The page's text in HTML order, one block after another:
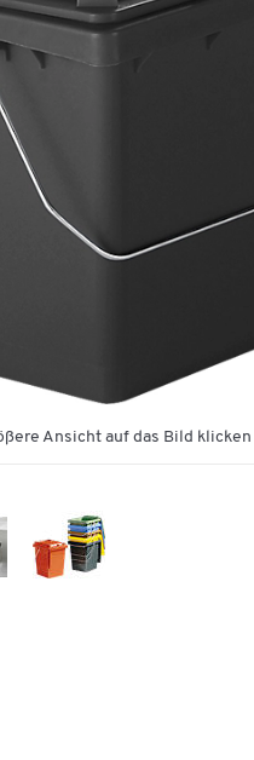
Ansicht auf das Bild klicken